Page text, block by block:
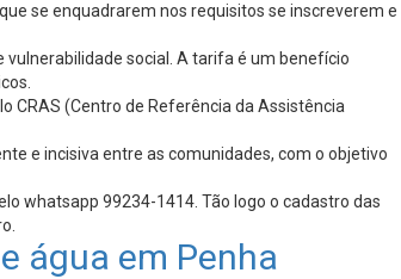
se enquadrarem nos requisitos se inscreverem e
social. A tarifa é um benefício
CRAS (Centro de Referência da Assistência
e incisiva entre as comunidades, com o objetivo
whatsapp 99234-1414. Tão logo o cadastro das
água em Penha